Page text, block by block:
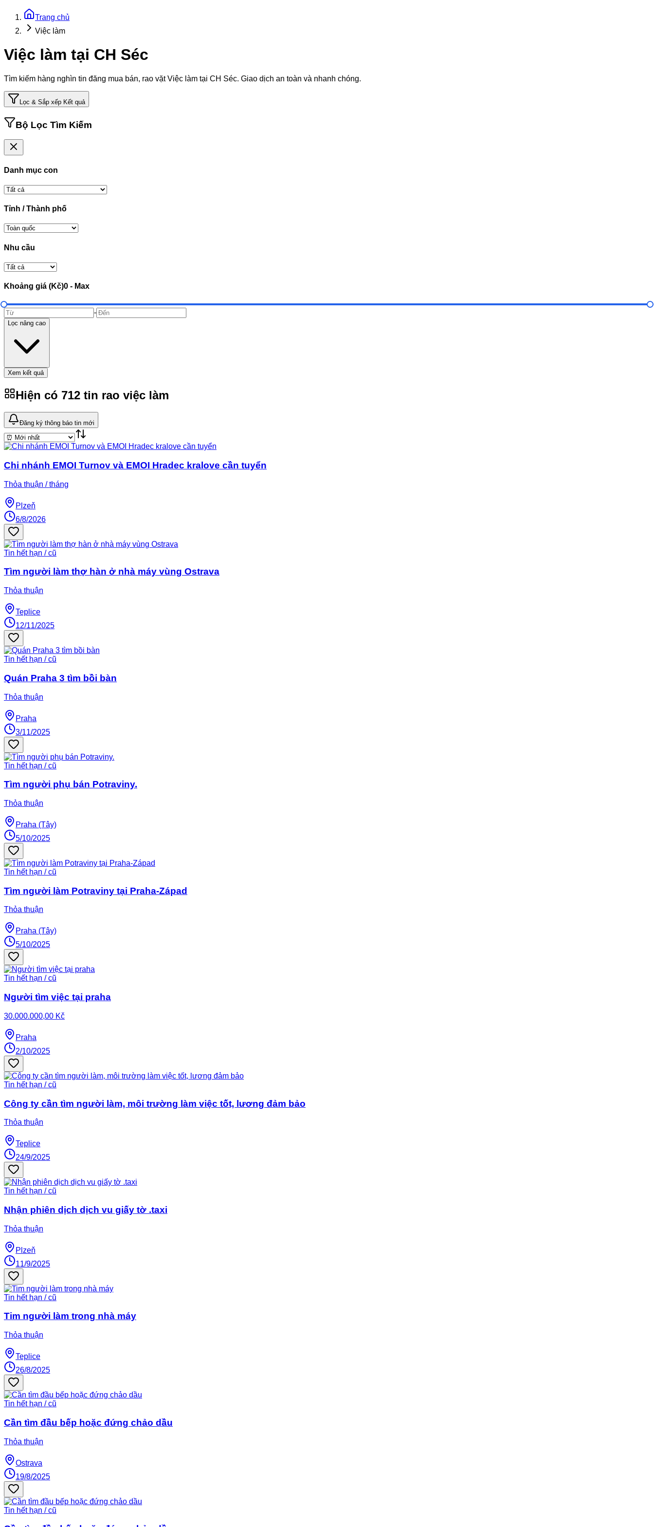
Trang chủ
Việc làm
Việc làm tại CH Séc
Tìm kiếm hàng nghìn tin đăng mua bán, rao vặtViệc làm tại CH Séc. Giao dịch an toàn và nhanh chóng.
Lọc & Sắp xếp Kết quả
Bộ Lọc Tìm Kiếm
Danh mục con
Tỉnh / Thành phố
Nhu cầu
Khoảng giá (Kč)0 - Max
-
Lọc nâng cao
Xem kết quả
Hiện có 712 tin rao việc làm
Đăng ký thông báo tin mới
Chi nhánh EMOI Turnov và EMOI Hradec kralove cần tuyển
Thỏa thuận / tháng
Plzeň
6/8/2026
Tin hết hạn / cũ
Tìm người làm thợ hàn ở nhà máy vùng Ostrava
Thỏa thuận
Teplice
12/11/2025
Tin hết hạn / cũ
Quán Praha 3 tìm bồi bàn
Thỏa thuận
Praha
3/11/2025
Tin hết hạn / cũ
Tìm người phụ bán Potraviny.
Thỏa thuận
Praha (Tây)
5/10/2025
Tin hết hạn / cũ
Tìm người làm Potraviny tại Praha-Západ
Thỏa thuận
Praha (Tây)
5/10/2025
Tin hết hạn / cũ
Người tìm việc tại praha
30.000.000,00 Kč
Praha
2/10/2025
Tin hết hạn / cũ
Công ty cần tìm người làm, môi trường làm việc tốt, lương đảm bảo
Thỏa thuận
Teplice
24/9/2025
Tin hết hạn / cũ
Nhận phiên dịch dịch vu giấy tờ .taxi
Thỏa thuận
Plzeň
11/9/2025
Tin hết hạn / cũ
Tim người làm trong nhà máy
Thỏa thuận
Teplice
26/8/2025
Tin hết hạn / cũ
Cần tìm đầu bếp hoặc đứng chảo dầu
Thỏa thuận
Ostrava
19/8/2025
Tin hết hạn / cũ